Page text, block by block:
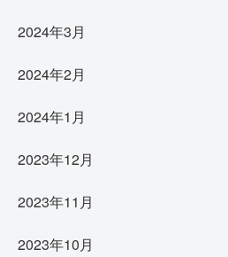
2024年3月
2024年2月
2024年1月
2023年12月
2023年11月
2023年10月